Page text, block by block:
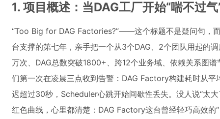
1. 项目概述：当DAG工厂开始“喘不过
“Too Big for DAG Factories?”——这个标题不是疑问句，
台支撑的第七年，亲手把一个从3个DAG、2个团队用起的
万次、DAG总数突破1800+、跨12个业务域、依赖关系图
们第一次在凌晨三点收到告警：DAG Factory构建耗时从
迟超过30秒，Scheduler心跳开始间歇性丢失。没人说“太
红色曲线，心里都清楚：DAG Factory这台曾经轻巧高效的